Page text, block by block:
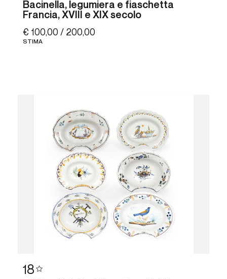
Bacinella, legumiera e fiaschetta
Francia, XVIII e XIX secolo
€ 100,00 / 200,00
STIMA
18